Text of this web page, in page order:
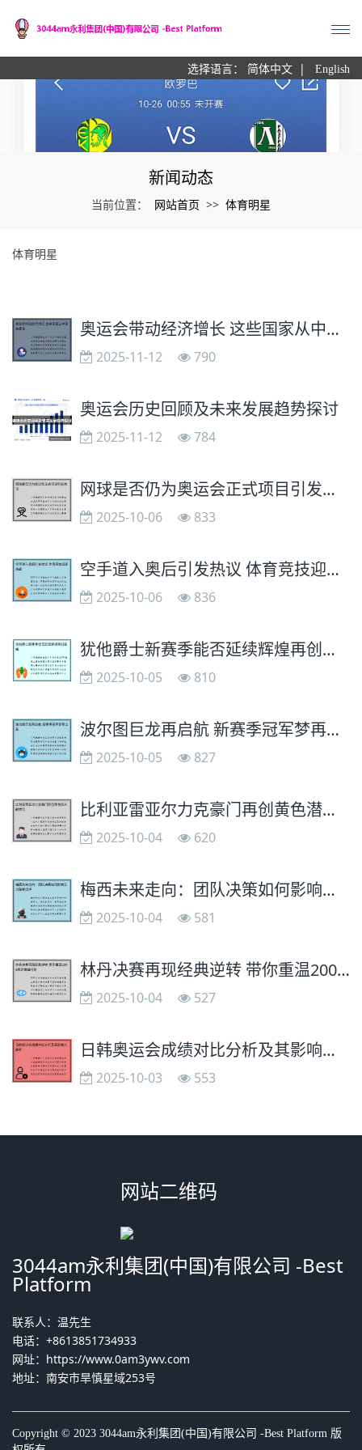
选择语言： 简体中文 | English
新闻动态
当前位置： 网站首页 >> 体育明星
体育明星
奥运会带动经济增长 这些国家从中获益最多
2025-11-12 790
奥运会历史回顾及未来发展趋势探讨
2025-11-12 784
网球是否仍为奥运会正式项目引发热议
2025-10-06 833
空手道入奥后引发热议 体育竞技迎新挑战
2025-10-06 836
犹他爵士新赛季能否延续辉煌再创高峰
2025-10-05 810
波尔图巨龙再启航 新赛季冠军梦再出发
2025-10-05 827
比利亚雷亚尔力克豪门再创黄色潜水艇传奇
2025-10-04 620
梅西未来走向：团队决策如何影响五大联赛选择
2025-10-04 581
林丹决赛再现经典逆转 带你重温2008奥运巅峰时刻
2025-10-04 527
日韩奥运会成绩对比分析及其影响力解析
2025-10-03 553
网站二维码
3044am永利集团(中国)有限公司 -Best
Platform
联系人：温先生
电话：+8613851734933
网址： https://www.0am3ywv.com
地址：南安市旱慎星域253号
Copyright © 2023 3044am永利集团(中国)有限公司 -Best Platform 版